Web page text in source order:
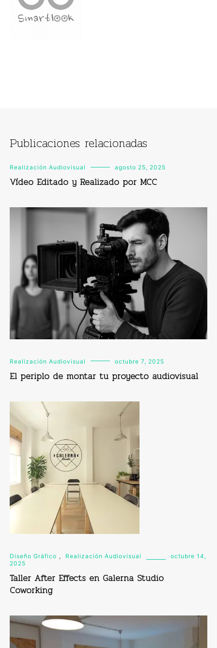
Publicaciones relacionadas
Realización Audiovisual agosto 25, 2025
Vídeo Editado y Realizado por MCC
Realización Audiovisual octubre 7, 2025
El periplo de montar tu proyecto audiovisual
Diseño Gráfico , Realización Audiovisual
octubre 14,
2025
Taller After Effects en Galerna Studio
Coworking